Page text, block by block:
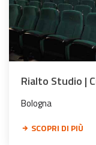
Rialto Studio |
Bologna
SCOPRI DI PIÙ